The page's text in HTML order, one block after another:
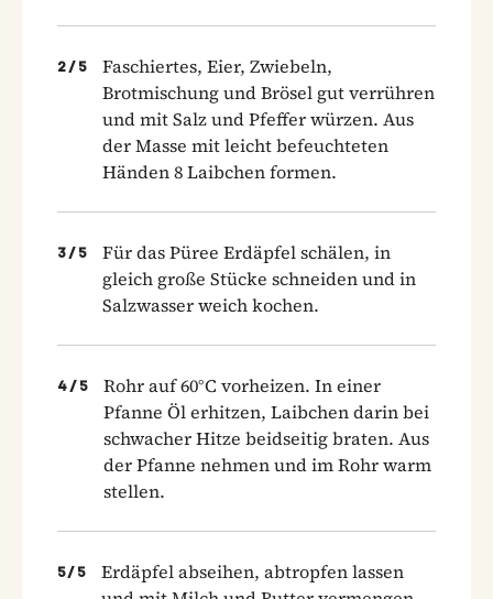
2/ 5
Faschiertes, Eier, Zwiebeln,
Brotmischung und Brösel gut verrühren
und mit Salz und Pfeffer würzen. Aus
der Masse mit leicht befeuchteten
Händen 8 Laibchen formen.
3/ 5
Für das Püree Erdäpfel schälen, in
gleich große Stücke schneiden und in
Salzwasser weich kochen.
4/ 5
Rohr auf 60°C vorheizen. In einer
Pfanne Öl erhitzen, Laibchen darin bei
schwacher Hitze beidseitig braten. Aus
der Pfanne nehmen und im Rohr warm
stellen.
5/ 5
Erdäpfel abseihen, abtropfen lassen